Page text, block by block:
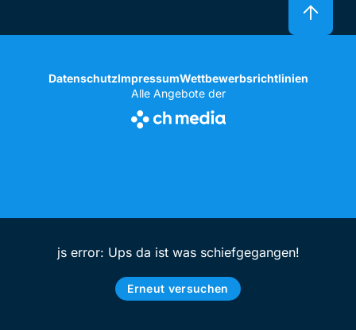
DatenschutzImpressumWettbewerbsrichtlinien
Alle Angebote der
js error: Ups da ist was schiefgegangen!
Erneut versuchen